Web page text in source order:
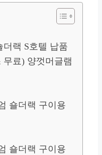
랙 S호텔 납품
료) 양껏머글램
숄더랙 구이용
숄더랙 구이용